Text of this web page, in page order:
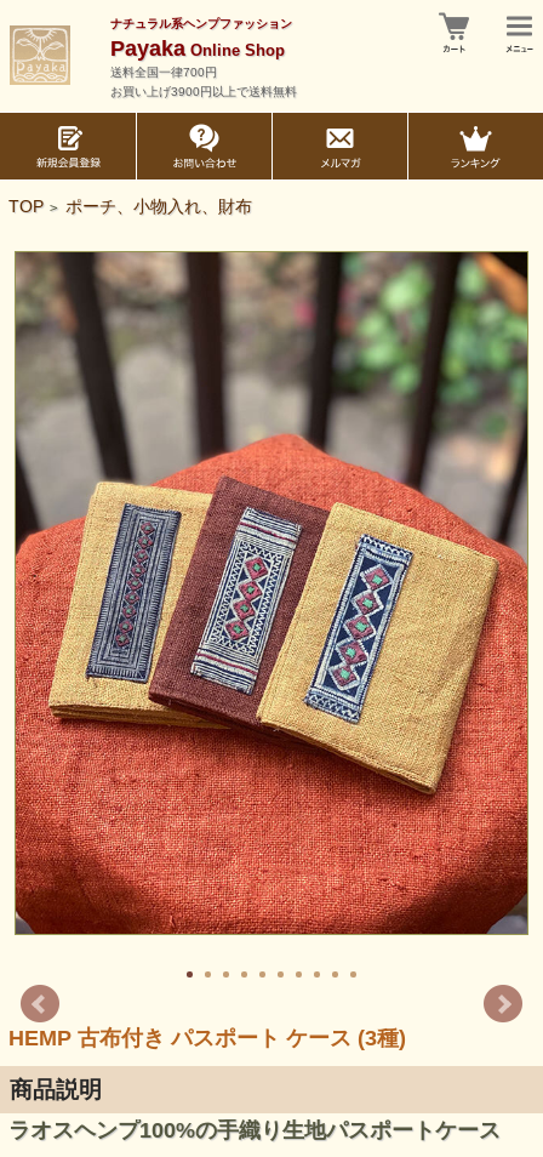
ナチュラル系ヘンプファッション
PayakaOnline Shop
送料全国一律700円
お買い上げ3900円以上で送料無料
TOP > ポーチ、小物入れ、財布
HEMP 古布付き パスポート ケース (3種)
商品説明
ラオスヘンプ100%の手織り生地パスポートケース